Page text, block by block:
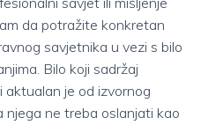
da potražite konkretan
savjetnika u vezi s bilo
Bilo koji sadržaj
je od izvornog
njega ne treba oslanjati kao